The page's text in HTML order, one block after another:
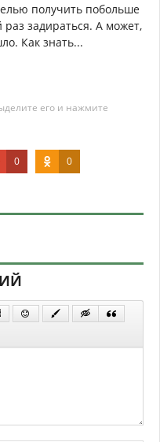
получить побольше
задираться. А может,
Как знать...
его и нажмите
0 0